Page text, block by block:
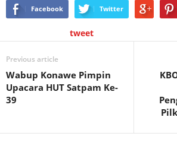
Facebook Twitter
tweet
Previous article
Wabup Konawe Pimpin
Upacara HUT Satpam Ke-
39